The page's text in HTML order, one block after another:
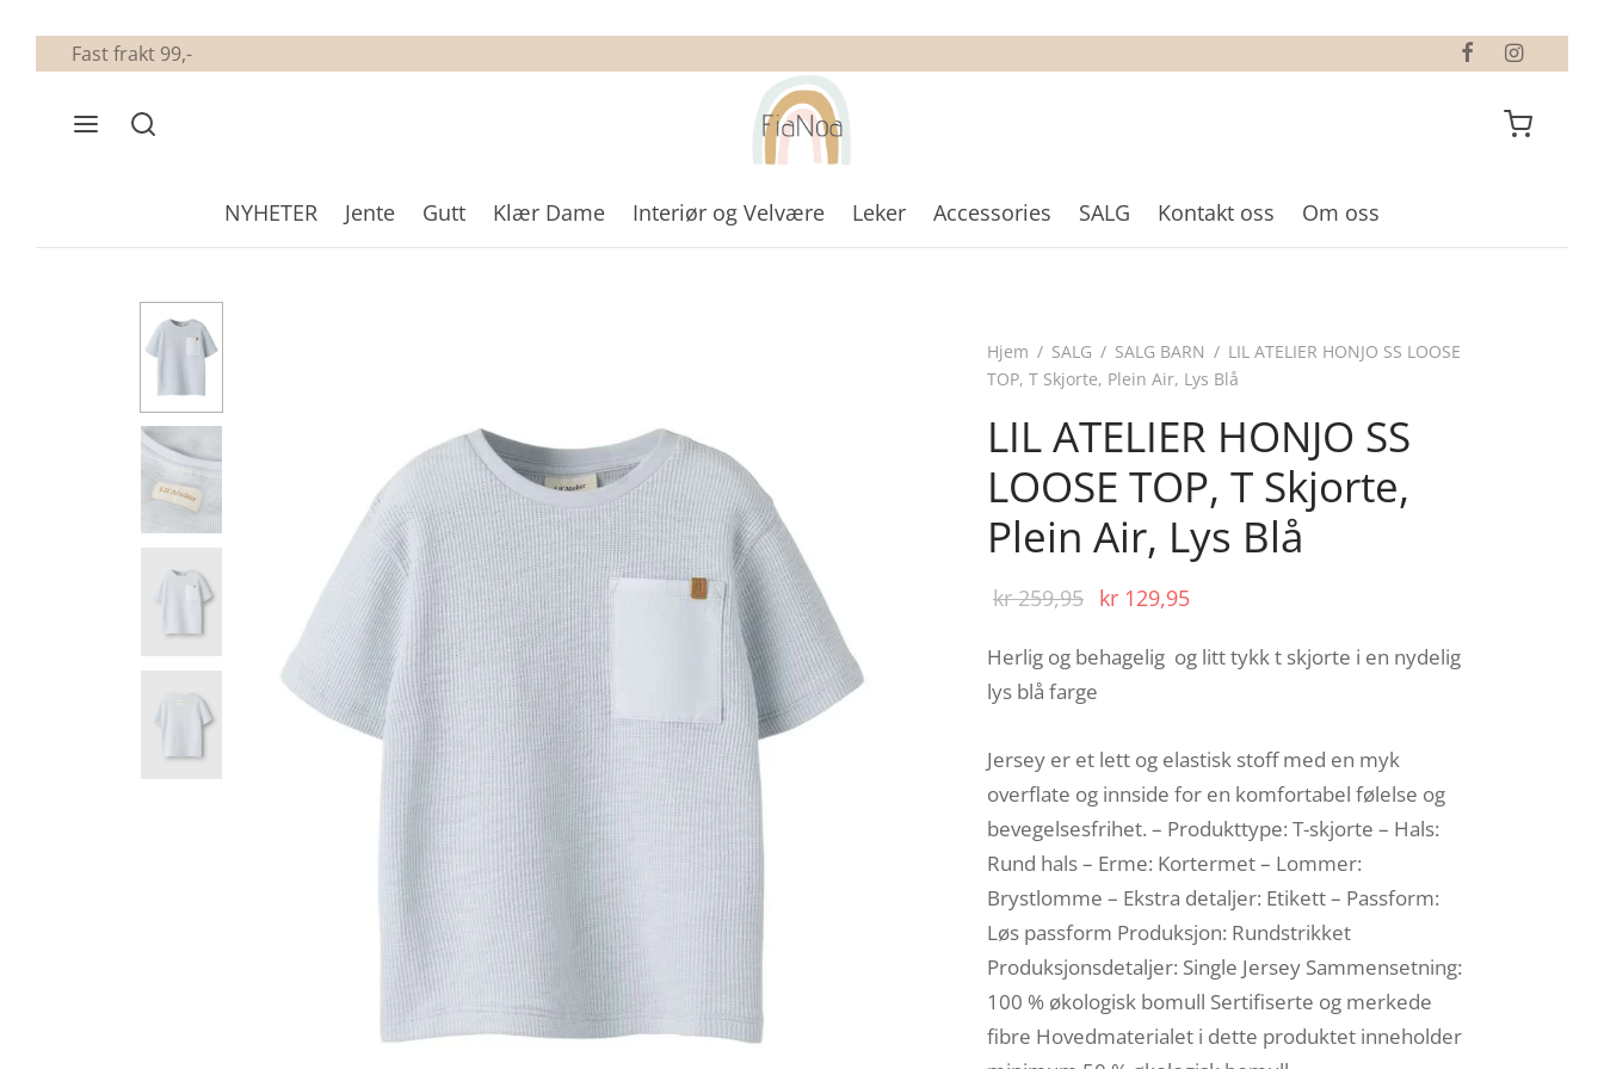
Fast frakt 99,-
NYHETER Jente Gutt Klær Dame Interiør og Velvære Leker Accessories SALG Kontakt oss Om oss
Hjem / SALG / SALG BARN / LIL ATELIER HONJO SS LOOSE
TOP, T Skjorte, Plein Air, Lys Blå
LIL ATELIER HONJO SS
LOOSE TOP, T Skjorte,
Plein Air, Lys Blå
kr259,95 Opprinnelig
kr 259,95.
kr 129,95
kr 129,95.
Herlig og behagelig og litt tykk t skjorte i en nydelig
lys blå farge
Jersey er et lett og elastisk stoff med en myk
overflate og innside for en komfortabel følelse og
bevegelsesfrihet. – Produkttype: T-skjorte – Hals:
Rund hals – Erme: Kortermet – Lommer:
Brystlomme – Ekstra detaljer: Etikett – Passform:
Løs passform Produksjon: Rundstrikket
Produksjonsdetaljer: Single Jersey Sammensetning:
100 % økologisk bomull Sertifiserte og merkede
fibre Hovedmaterialet i dette produktet inneholder